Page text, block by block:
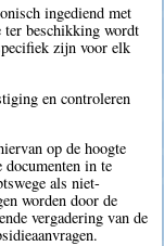
ingediend met
beschikking wordt
zijn voor elk
en controleren
op de hoogte
in te
als niet-
worden door de
vergadering van de